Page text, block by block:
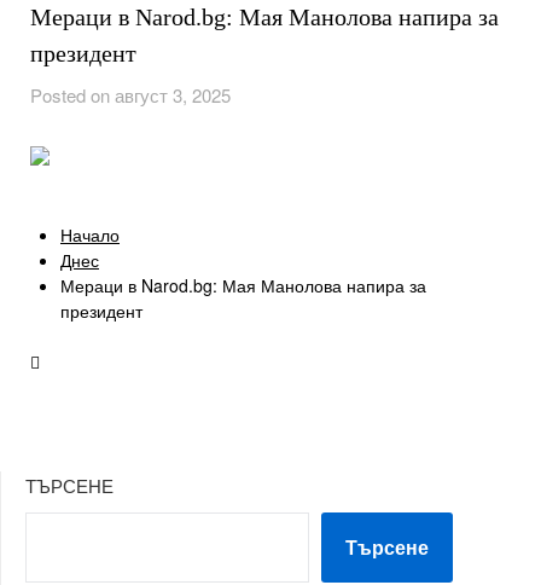
Мераци в Narod.bg: Мая Манолова напира за
президент
Posted on август 3, 2025
Начало
Днес
Мераци в Narod.bg: Мая Манолова напира за
президент
ТЪРСЕНЕ
Търсене